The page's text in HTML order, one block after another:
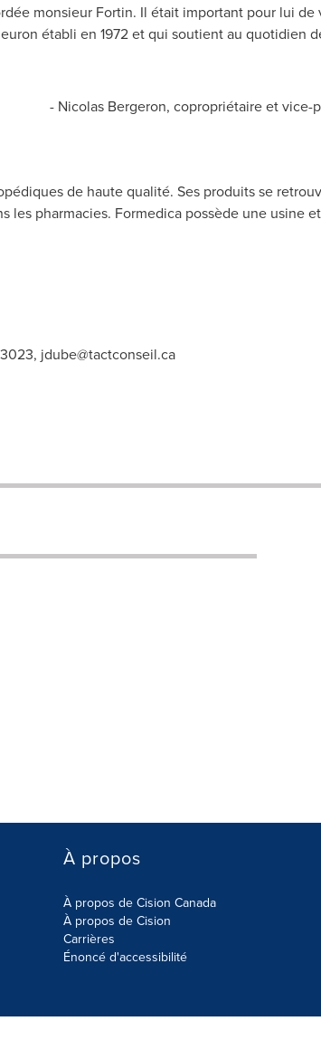
monsieur Fortin. Il était important pour lui de
établi en 1972 et qui soutient au quotidien
- Nicolas Bergeron, copropriétaire et vice-
de haute qualité. Ses produits se
les pharmacies. Formedica possède une usine
jdube@tactconseil.ca
À propos
À propos de Cision Canada
À propos de Cision
Carrières
Énoncé d'accessibilité